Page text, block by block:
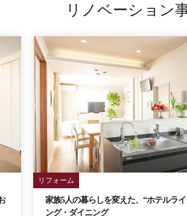
リノベーション
リフォーム
家族5人の暮らしを変えた、“ホテルラ
ング・ダイニング